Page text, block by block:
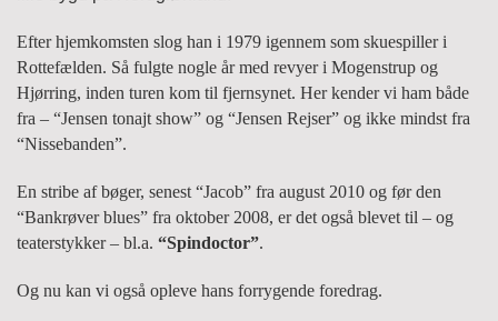
Efter hjemkomsten slog han i 1979 igennem som skuespiller i
Rottefælden. Så fulgte nogle år med revyer i Mogenstrup og
Hjørring, inden turen kom til fjernsynet. Her kender vi ham både
fra – “Jensen tonajt show” og “Jensen Rejser” og ikke mindst fra
“Nissebanden”.
En stribe af bøger, senest “Jacob” fra august 2010 og før den
“Bankrøver blues” fra oktober 2008, er det også blevet til – og
teaterstykker – bl.a. “Spindoctor”.
Og nu kan vi også opleve hans forrygende foredrag.